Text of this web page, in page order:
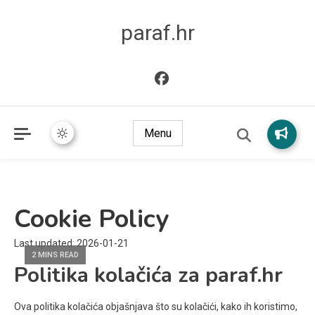
paraf.hr
Menu
Cookie Policy
2 MINS READ
Last updated: 2026-01-21
Politika kolačića za paraf.hr
Ova politika kolačića objašnjava što su kolačići, kako ih koristimo,